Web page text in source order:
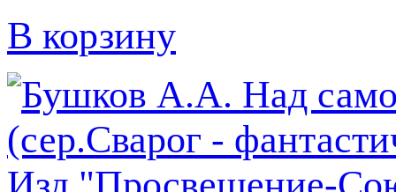
В корзину